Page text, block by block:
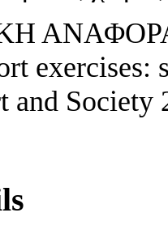
and Society